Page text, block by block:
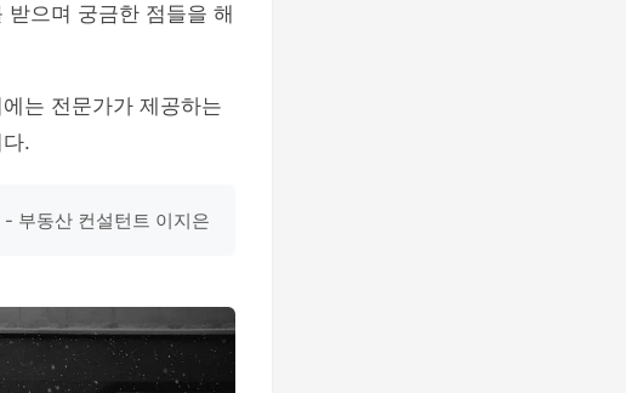
으며 궁금한 점들을 해
는 전문가가 제공하는
.
부동산 컨설턴트 이지은